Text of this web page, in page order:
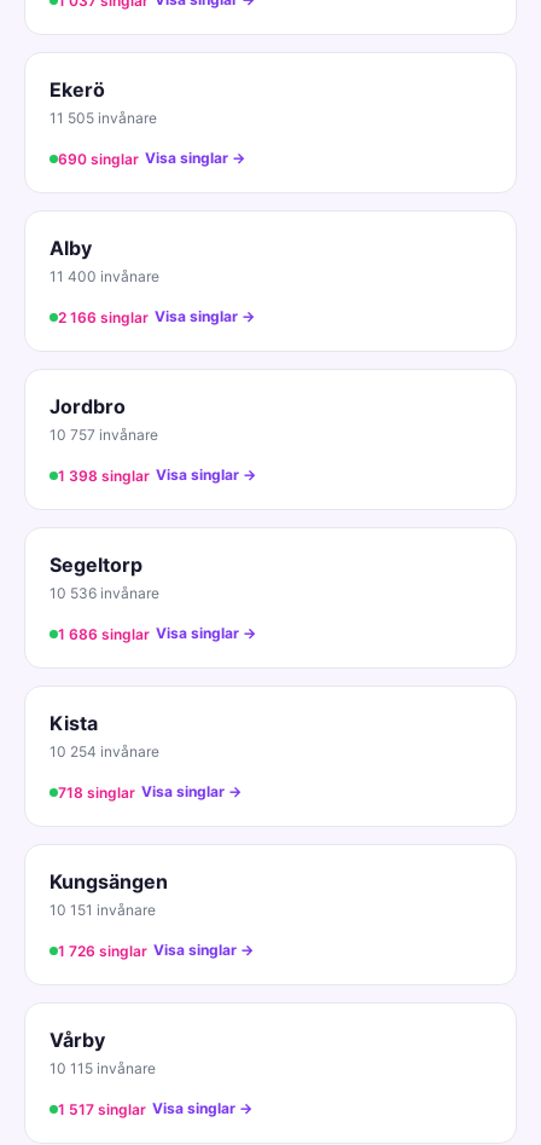
Ekerö
11 505 invånare
690 singlar Visa singlar →
Alby
11 400 invånare
2 166 singlar Visa singlar →
Jordbro
10 757 invånare
1 398 singlar Visa singlar →
Segeltorp
10 536 invånare
1 686 singlar Visa singlar →
Kista
10 254 invånare
718 singlar Visa singlar →
Kungsängen
10 151 invånare
1 726 singlar Visa singlar →
Vårby
10 115 invånare
1 517 singlar Visa singlar →